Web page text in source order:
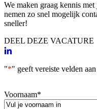
We maken graag kennis
nemen zo snel mogelijk
sneller!
DEEL DEZE VACATURE
"*" geeft vereiste velden aan
Voornaam*